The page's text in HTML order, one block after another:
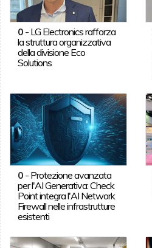
0- LG Electronics rafforza
la struttura organizzativa
della divisione Eco
Solutions
0- Protezione avanzata
per l'AI Generativa: Check
Point integra l'AI Network
Firewall nelle infrastrutture
esistenti